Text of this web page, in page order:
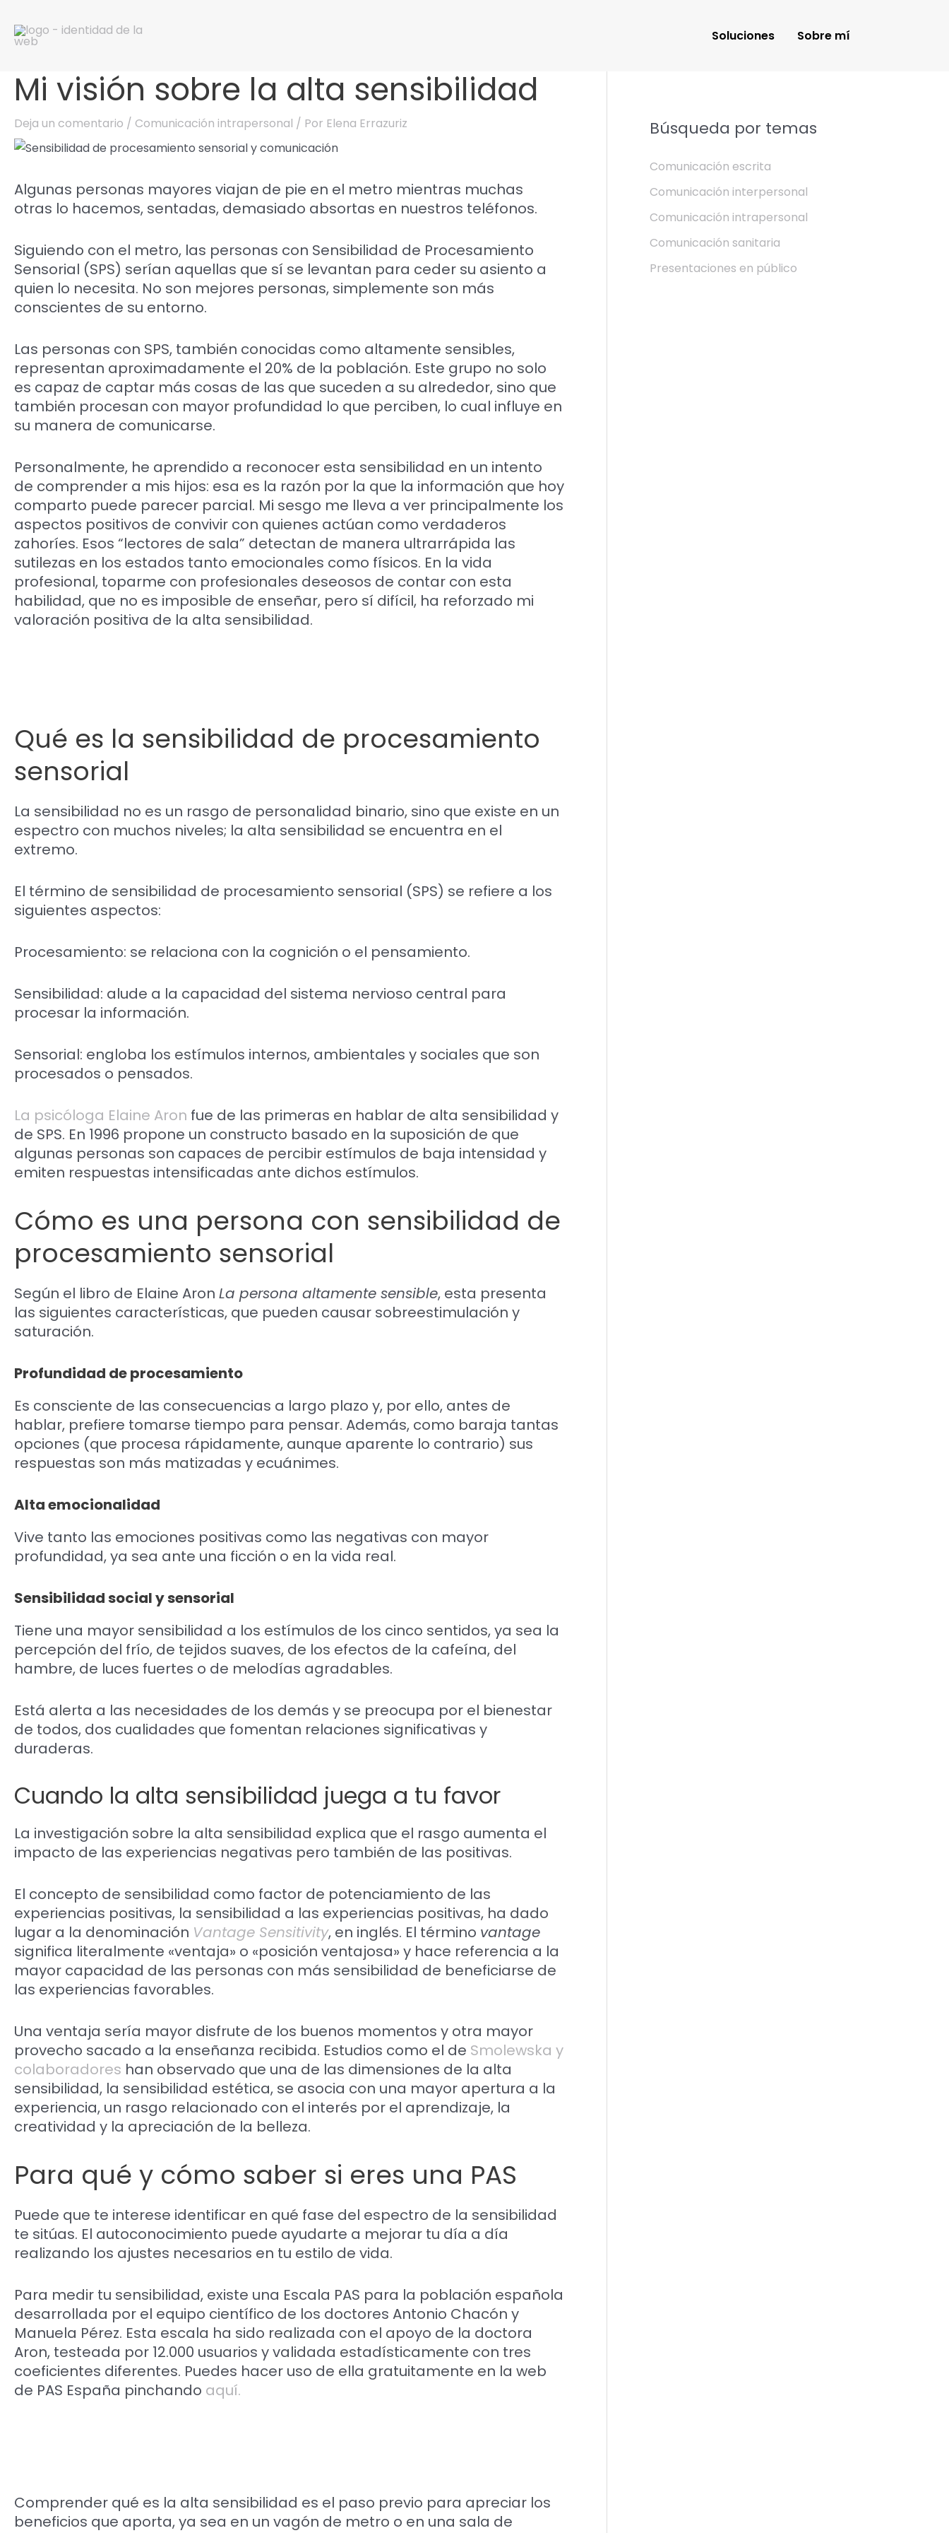
contenido
Soluciones Sobre mí
Mi visión sobre la alta sensibilidad
Deja un comentario / Comunicación intrapersonal / Por Elena Errazuriz
Algunas personas mayores viajan de pie en el metro mientras muchas
otras lo hacemos, sentadas, demasiado absortas en nuestros teléfonos.
Siguiendo con el metro, las personas con Sensibilidad de Procesamiento
Sensorial (SPS) serían aquellas que sí se levantan para ceder su asiento a
quien lo necesita. No son mejores personas, simplemente son más
conscientes de su entorno.
Las personas con SPS, también conocidas como altamente sensibles,
representan aproximadamente el 20% de la población. Este grupo no solo
es capaz de captar más cosas de las que suceden a su alrededor, sino que
también procesan con mayor profundidad lo que perciben, lo cual influye en
su manera de comunicarse.
Personalmente, he aprendido a reconocer esta sensibilidad en un intento
de comprender a mis hijos: esa es la razón por la que la información que hoy
comparto puede parecer parcial. Mi sesgo me lleva a ver principalmente los
aspectos positivos de convivir con quienes actúan como verdaderos
zahoríes. Esos “lectores de sala” detectan de manera ultrarrápida las
sutilezas en los estados tanto emocionales como físicos. En la vida
profesional, toparme con profesionales deseosos de contar con esta
habilidad, que no es imposible de enseñar, pero sí difícil, ha reforzado mi
valoración positiva de la alta sensibilidad.
Qué es la sensibilidad de procesamiento
sensorial
La sensibilidad no es un rasgo de personalidad binario, sino que existe en un
espectro con muchos niveles; la alta sensibilidad se encuentra en el
extremo.
El término de sensibilidad de procesamiento sensorial (SPS) se refiere a los
siguientes aspectos:
Procesamiento: se relaciona con la cognición o el pensamiento.
Sensibilidad: alude a la capacidad del sistema nervioso central para
procesar la información.
Sensorial: engloba los estímulos internos, ambientales y sociales que son
procesados o pensados.
La psicóloga Elaine Aron fue de las primeras en hablar de alta sensibilidad y
de SPS. En 1996 propone un constructo basado en la suposición de que
algunas personas son capaces de percibir estímulos de baja intensidad y
emiten respuestas intensificadas ante dichos estímulos.
Cómo es una persona con sensibilidad de
procesamiento sensorial
Según el libro de Elaine Aron La persona altamente sensible, esta presenta
las siguientes características, que pueden causar sobreestimulación y
saturación.
Profundidad de procesamiento
Es consciente de las consecuencias a largo plazo y, por ello, antes de
hablar, prefiere tomarse tiempo para pensar. Además, como baraja tantas
opciones (que procesa rápidamente, aunque aparente lo contrario) sus
respuestas son más matizadas y ecuánimes.
Alta emocionalidad
Vive tanto las emociones positivas como las negativas con mayor
profundidad, ya sea ante una ficción o en la vida real.
Sensibilidad social y sensorial
Tiene una mayor sensibilidad a los estímulos de los cinco sentidos, ya sea la
percepción del frío, de tejidos suaves, de los efectos de la cafeína, del
hambre, de luces fuertes o de melodías agradables.
Está alerta a las necesidades de los demás y se preocupa por el bienestar
de todos, dos cualidades que fomentan relaciones significativas y
duraderas.
Cuando la alta sensibilidad juega a tu favor
La investigación sobre la alta sensibilidad explica que el rasgo aumenta el
impacto de las experiencias negativas pero también de las positivas.
El concepto de sensibilidad como factor de potenciamiento de las
experiencias positivas, la sensibilidad a las experiencias positivas, ha dado
lugar a la denominación Vantage Sensitivity, en inglés. El término vantage
significa literalmente «ventaja» o «posición ventajosa» y hace referencia a la
mayor capacidad de las personas con más sensibilidad de beneficiarse de
las experiencias favorables.
Una ventaja sería mayor disfrute de los buenos momentos y otra mayor
provecho sacado a la enseñanza recibida. Estudios como el de Smolewska y
colaboradores han observado que una de las dimensiones de la alta
sensibilidad, la sensibilidad estética, se asocia con una mayor apertura a la
experiencia, un rasgo relacionado con el interés por el aprendizaje, la
creatividad y la apreciación de la belleza.
Para qué y cómo saber si eres una PAS
Puede que te interese identificar en qué fase del espectro de la sensibilidad
te sitúas. El autoconocimiento puede ayudarte a mejorar tu día a día
realizando los ajustes necesarios en tu estilo de vida.
Para medir tu sensibilidad, existe una Escala PAS para la población española
desarrollada por el equipo científico de los doctores Antonio Chacón y
Manuela Pérez. Esta escala ha sido realizada con el apoyo de la doctora
Aron, testeada por 12.000 usuarios y validada estadísticamente con tres
coeficientes diferentes. Puedes hacer uso de ella gratuitamente en la web
de PAS España pinchando aquí.
Comprender qué es la alta sensibilidad es el paso previo para apreciar los
beneficios que aporta, ya sea en un vagón de metro o en una sala de
Navegación
de
entradas
Búsqueda por temas
Comunicación escrita
Comunicación interpersonal
Comunicación intrapersonal
Comunicación sanitaria
Presentaciones en público